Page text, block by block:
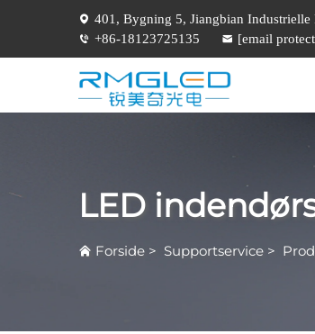
401, Bygning 5, Jiangbian Industrielle
+86-18123725135
[email
LED
Forside > Supportservice >